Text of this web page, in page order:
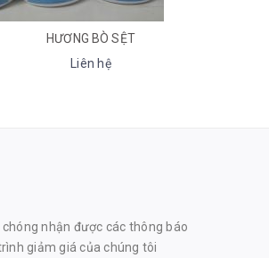
HƯƠNG BÒ SỆT
Liên hệ
nhận được các thông báo
giảm giá của chúng tôi